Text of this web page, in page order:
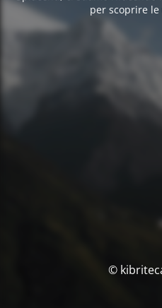
per scoprire
©